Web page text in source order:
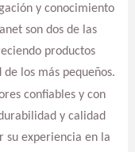
y conocimiento
son dos de las
productos
los más pequeños.
confiables y con
y calidad
su experiencia en la